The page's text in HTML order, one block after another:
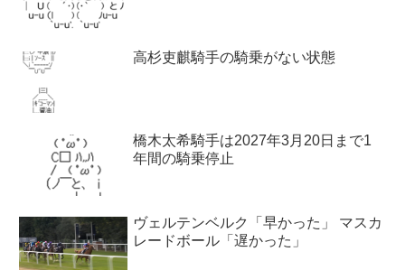
高杉吏麒騎手の騎乗がない状態
橋木太希騎手は2027年3月20日まで1
年間の騎乗停止
ヴェルテンベルク「早かった」 マスカ
レードボール「遅かった」